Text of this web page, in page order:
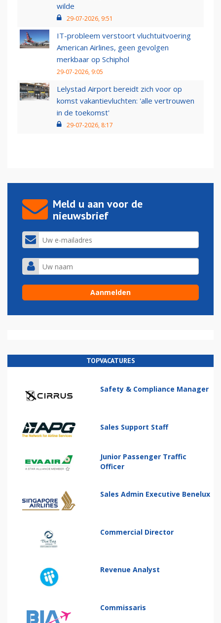
wilde
29-07-2026, 9:51
IT-probleem verstoort vluchtuitvoering
American Airlines, geen gevolgen
merkbaar op Schiphol
29-07-2026, 9:05
Lelystad Airport bereidt zich voor op
komst vakantievluchten: 'alle vertrouwen
in de toekomst'
29-07-2026, 8:17
Meld u aan voor de
nieuwsbrief
TOPVACATURES
Safety & Compliance Manager
Sales Support Staff
Junior Passenger Traffic
Officer
Sales Admin Executive Benelux
Commercial Director
Revenue Analyst
Commissaris